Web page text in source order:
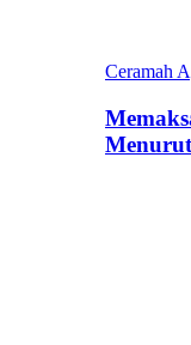
Ceramah